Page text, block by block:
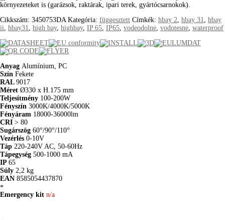
környezeteket is (garázsok, raktárak, ipari terek, gyártócsarnokok).
Cikkszám: 3450753DA Kategória: függesztett Címkék: hbay 2 hbay 31
hbay
ii hbay31 high bay, highbay, IP 65 IP65 vodeodolne vodotesne waterproof
Anyag Alumínium, PC
Szín Fekete
RAL 9017
Méret Ø330 x H.175 mm
Teljesítmény 100-200W
Fényszín 3000K/4000K/5000K
Fényáram 18000-36000lm
CRI > 80
Sugárszög 60°/90°/110°
Vezérlés 0-10V
Táp 220-240V AC, 50-60Hz
Tápegység 500-1000 mA
IP 65
Súly 2,2 kg
EAN 8585054437870
*
Emergency kit n/a